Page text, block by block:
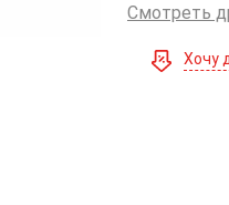
Смотреть
Хочу